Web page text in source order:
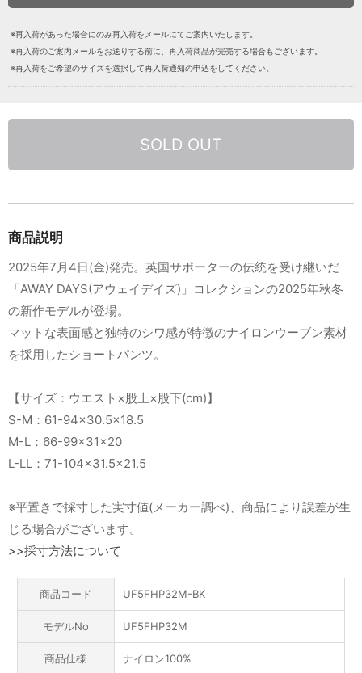
※再入荷があった場合にのみ再入荷をメールにてご案内いたします。
※再入荷のご案内メールをお送りする前に、再入荷商品が完売する場合もございます。
※再入荷をご希望のサイズを選択して再入荷通知の申込をしてください。
SOLD OUT
商品説明
2025年7月4日(金)発売。英国サポーターの伝統を受け継いだ
「AWAY DAYS(アウェイデイズ)」コレクションの2025年秋冬
の新作モデルが登場。
マットな表面感と独特のシワ感が特徴のナイロンウーブン素材
を採用したショートパンツ。
【サイズ：ウエスト×股上×股下(cm)】
S-M：61-94×30.5×18.5
M-L：66-99×31×20
L-LL：71-104×31.5×21.5
※平置きで採寸した実寸値(メーカー調べ)、商品により誤差が生
じる場合がございます。
>>採寸方法について
商品コード UF5FHP32M-BK
モデルNo UF5FHP32M
商品仕様 ナイロン100%